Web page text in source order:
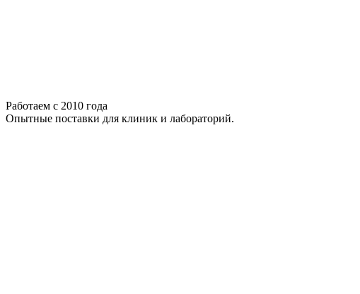
Работаем с 2010 года
Опытные поставки для клиник и лабораторий.